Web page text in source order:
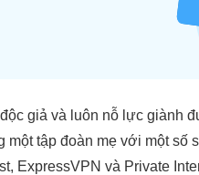
giả và luôn nỗ lực giành
tập đoàn mẹ với một số
ExpressVPN và Private